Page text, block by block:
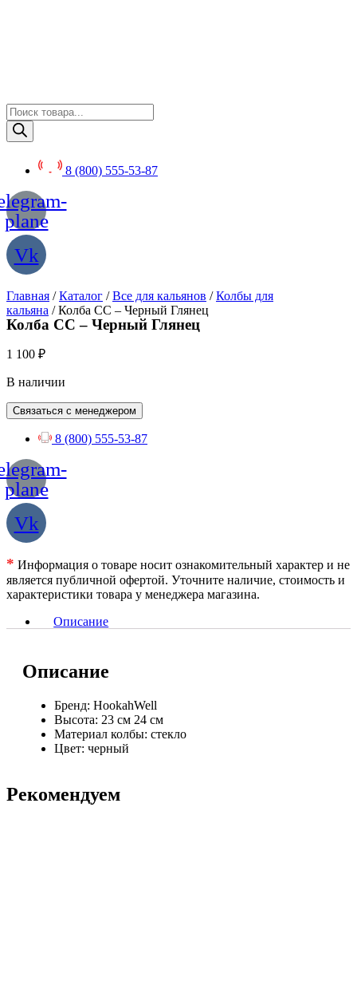
Поиск
товаров
8 (800) 555-53-87
plane
Vk
Главная /Каталог /Все для кальянов /Колбы для
кальяна / Колба CC – Черный Глянец
Колба CC – Черный Глянец
1 100 ₽
В наличии
Связаться с менеджером
8 (800) 555-53-87
plane
Vk
* Информация о товаре носит ознакомительный характер и не
является публичной офертой. Уточните наличие, стоимость и
характеристики товара у менеджера магазина.
Описание
Описание
Бренд: HookahWell
Высота: 23 см 24 см
Материал колбы: стекло
Цвет: черный
Рекомендуем